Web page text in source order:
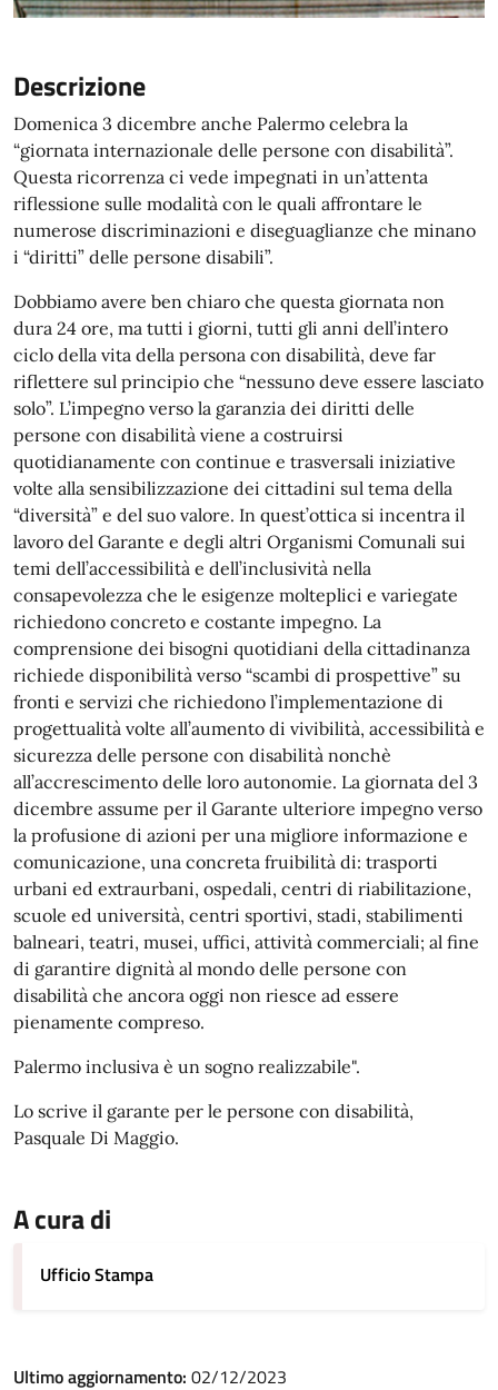
Descrizione
Domenica 3 dicembre anche Palermo celebra la
“giornata internazionale delle persone con disabilità”.
Questa ricorrenza ci vede impegnati in un’attenta
riflessione sulle modalità con le quali affrontare le
numerose discriminazioni e diseguaglianze che minano
i “diritti” delle persone disabili”.
Dobbiamo avere ben chiaro che questa giornata non
dura 24 ore, ma tutti i giorni, tutti gli anni dell’intero
ciclo della vita della persona con disabilità, deve far
riflettere sul principio che “nessuno deve essere lasciato
solo”. L’impegno verso la garanzia dei diritti delle
persone con disabilità viene a costruirsi
quotidianamente con continue e trasversali iniziative
volte alla sensibilizzazione dei cittadini sul tema della
“diversità” e del suo valore. In quest’ottica si incentra il
lavoro del Garante e degli altri Organismi Comunali sui
temi dell’accessibilità e dell’inclusività nella
consapevolezza che le esigenze molteplici e variegate
richiedono concreto e costante impegno. La
comprensione dei bisogni quotidiani della cittadinanza
richiede disponibilità verso “scambi di prospettive” su
fronti e servizi che richiedono l’implementazione di
progettualità volte all’aumento di vivibilità, accessibilità e
sicurezza delle persone con disabilità nonchè
all’accrescimento delle loro autonomie. La giornata del 3
dicembre assume per il Garante ulteriore impegno verso
la profusione di azioni per una migliore informazione e
comunicazione, una concreta fruibilità di: trasporti
urbani ed extraurbani, ospedali, centri di riabilitazione,
scuole ed università, centri sportivi, stadi, stabilimenti
balneari, teatri, musei, uffici, attività commerciali; al fine
di garantire dignità al mondo delle persone con
disabilità che ancora oggi non riesce ad essere
pienamente compreso.
Palermo inclusiva è un sogno realizzabile".
Lo scrive il garante per le persone con disabilità,
Pasquale Di Maggio.
A cura di
Ufficio Stampa
Ultimo aggiornamento: 02/12/2023